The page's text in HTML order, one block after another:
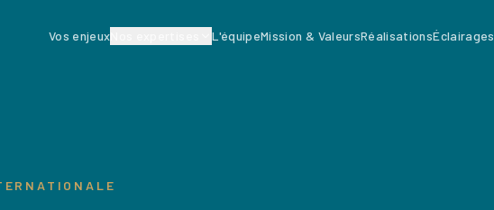
Vos enjeux L'équipeMission & ValeursRéalisationsÉclairages